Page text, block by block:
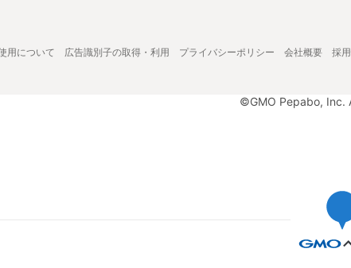
用について 広告識別子の取得・利用 プライバシーポリシー 会社概要 採
©GMO Pepabo, Inc.